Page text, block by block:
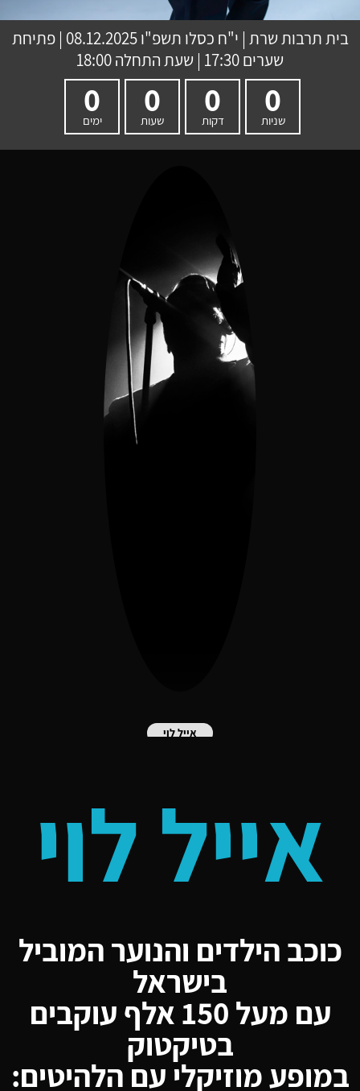
בית תרבות שרת | י"ח כסלו תשפ"ו
08.12.2025 | פתיחת
שערים 17:30 | שעת התחלה 18:00
0
שניות
0
דקות
0
שעות
0
ימים
אייל לוי
אייל לוי
כוכב הילדים והנוער המוביל
בישראל
עם מעל 150 אלף עוקבים
בטיקטוק
במופע מוזיקלי עם הלהיטים: